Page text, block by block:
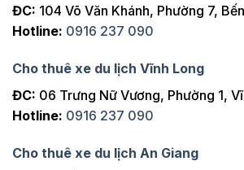
ĐC: 104 Võ Văn Khánh, Phường 7,
Hotline: 0916 237 090
Cho thuê xe du lịch Vĩnh Long
ĐC: 06 Trưng Nữ Vương, Phường 1,
Hotline: 0916 237 090
Cho thuê xe du lịch An Giang